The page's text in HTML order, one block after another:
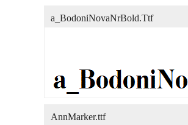
a_BodoniNovaNrBold.Ttf
AnnMarker.ttf